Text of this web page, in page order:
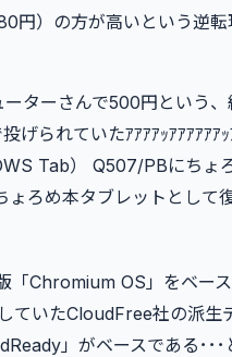
円）の方が高いという逆転
ターさんで500円という、
げられていたｱｱｱｱｯｱｱｱｱｱｱｯ
Tab） Q507/PBにちょ
ろめ本タブレットとして
「Chromium OS」をベー
ていたCloudFree社の派生
」がベースである･･･